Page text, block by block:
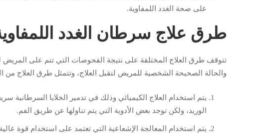
على صحة الغدد اللمفاوية.
طرق علاج سرطان الغدد
تتوقف طرق العلاج المختلفة على نتيجة الفحوصات التي تتم على المريض
والحالة الصحيحة الشخصية للمريض لتقبل العلاج، وتتمثل طرق العلاج من
يتم استخدام العلاج الكيميائي وذلك في تدمير الخلايا السرطانية
الوريد، ولكن توجد بعض الأدوية التي يتم تناولها عن طريق الفم.
يتم استخدام المعالجة الإشعاعية التي تعتمد على استخدام قوة